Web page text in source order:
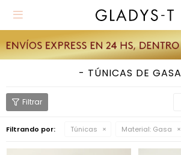

TÚNICAS DE GASA
Filtrando por: Túnicas Material: Gasa